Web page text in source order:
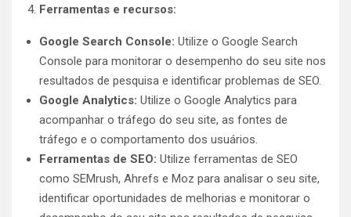
Ferramentas e recursos:
Google Search Console: Utilize o Google Search
Console para monitorar o desempenho do seu site nos
resultados de pesquisa e identificar problemas de SEO.
Google Analytics: Utilize o Google Analytics para
acompanhar o tráfego do seu site, as fontes de
tráfego e o comportamento dos usuários.
Ferramentas de SEO: Utilize ferramentas de SEO
como SEMrush, Ahrefs e Moz para analisar o seu site,
identificar oportunidades de melhorias e monitorar o